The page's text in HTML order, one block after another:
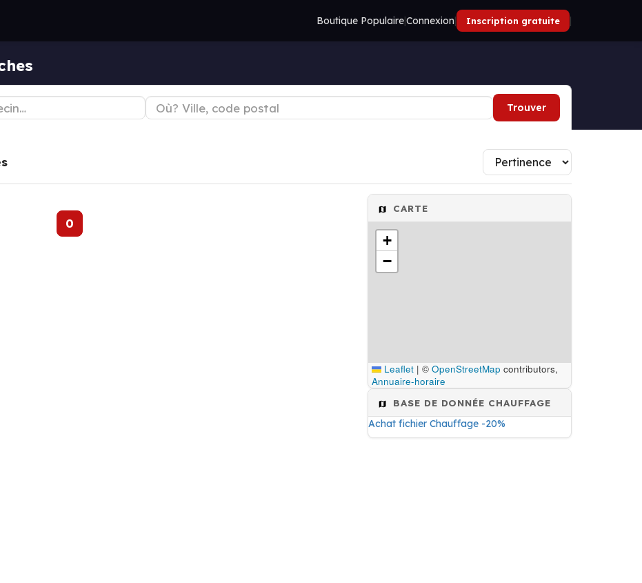
Boutique Populaire|Connexion| Inscription gratuite |
Trouver
0
CARTE
+
−
Leaflet | © OpenStreetMap contributors,
Annuaire-horaire
BASE DE DONNÉE CHAUFFAGE
Achat fichier Chauffage -20%